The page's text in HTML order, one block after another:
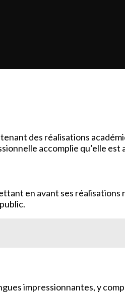
des réalisations
accomplie qu’elle est
en avant ses
impressionnantes, y